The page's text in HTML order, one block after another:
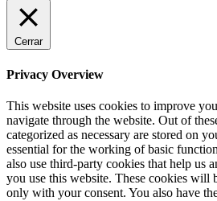
Cerrar
Privacy Overview
This website uses cookies to improve
navigate through the website. Out of
categorized as necessary are stored on
essential for the working of basic
also use third-party cookies that help us
you use this website. These cookies will
only with your consent. You also have